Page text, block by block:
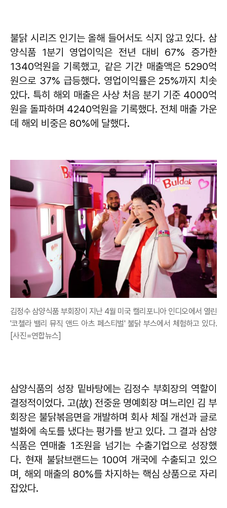
불닭 시리즈 인기는 올해 들어서도 식지 않고 있다. 삼
양식품 1분기 영업이익은 전년 대비 67% 증가한
1340억원을 기록했고, 같은 기간 매출액은 5290억
원으로 37% 급등했다. 영업이익률은 25%까지 치솟
았다. 특히 해외 매출은 사상 처음 분기 기준 4000억
원을 돌파하며 4240억원을 기록했다. 전체 매출 가운
데 해외 비중은 80%에 달했다.
김정수 삼양식품 부회장이 지난 4월 미국 캘리포니아 인디오에서 열린
'코첼라 밸리 뮤직 앤드 아츠 페스티벌' 불닭 부스에서 체험하고 있다.
[사진=연합뉴스]
삼양식품의 성장 밑바탕에는 김정수 부회장의 역할이
결정적이었다. 고(故) 전중윤 명예회장 며느리인 김 부
회장은 불닭볶음면을 개발하며 회사 체질 개선과 글로
벌화에 속도를 냈다는 평가를 받고 있다. 그 결과 삼양
식품은 연매출 1조원을 넘기는 수출기업으로 성장했
다. 현재 불닭브랜드는 100여 개국에 수출되고 있으
며, 해외 매출의 80%를 차지하는 핵심 상품으로 자리
잡았다.